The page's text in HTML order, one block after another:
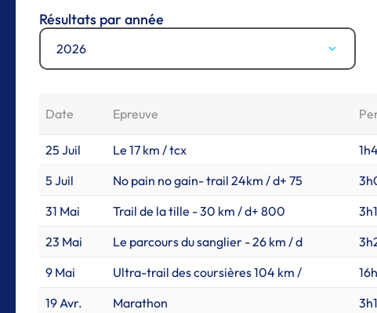
Résultats par année
2026
Date Epreuve
25 Juil Le 17 km / tcx
5 Juil
No pain no gain- trail 24km / d+ 75
31 Mai
Trail de la tille - 30 km / d+ 800
23 Mai
Le parcours du sanglier - 26 km / d
9 Mai
Ultra-trail des coursières 104 km /
19 Avr.
Marathon